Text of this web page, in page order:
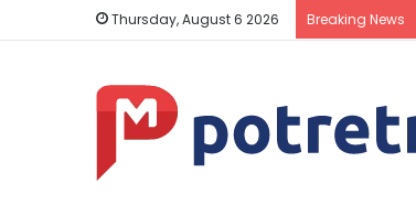
Thursday, August 6 2026 Breaking News